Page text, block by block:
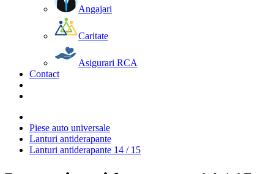
Angajari
Caritate
Asigurari RCA
Contact
Piese auto universale
Lanturi antiderapante
Lanturi antiderapante 14 / 15